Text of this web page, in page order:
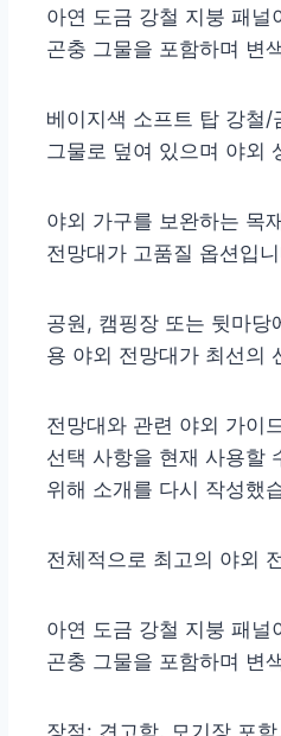
아연 도금 강철 지붕 패널
곤충 그물을 포함하며 변
베이지색 소프트 탑 강철
그물로 덮여 있으며 야외
야외 가구를 보완하는 목
전망대가 고품질 옵션입
공원, 캠핑장 또는 뒷마
용 야외 전망대가 최선의
전망대와 관련 야외 가이
선택 사항을 현재 사용할
위해 소개를 다시 작성했
전체적으로 최고의 야외
아연 도금 강철 지붕 패널
곤충 그물을 포함하며 변
장점: 견고함, 모기장 포